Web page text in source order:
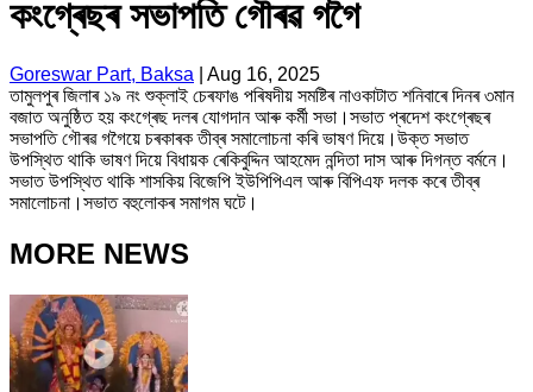
কংগ্ৰেছৰ সভাপতি গৌৰৱ গগৈ
Goreswar Part, Baksa
Aug 16, 2025
তামুলপুৰ জিলাৰ ১৯ নং শুক্লাই চেৰফাঙ পৰিষদীয় সমষ্টিৰ নাওকাটাত শনিবাৰে দিনৰ ৩মান
বজাত অনুষ্ঠিত হয় কংগ্ৰেছ দলৰ যোগদান আৰু কৰ্মী সভা।সভাত প্ৰদেশ কংগ্ৰেছৰ
সভাপতি গৌৰৱ গগৈয়ে চৰকাৰক তীব্ৰ সমালোচনা কৰি ভাষণ দিয়ে।উক্ত সভাত
উপস্থিত থাকি ভাষণ দিয়ে বিধায়ক ৰেকিবুদ্দিন আহমেদ নন্দিতা দাস আৰু দিগন্ত বৰ্মনে।
সভাত উপস্থিত থাকি শাসকিয় বিজেপি ইউপিপিএল আৰু বিপিএফ দলক কৰে তীব্ৰ
সমালোচনা।সভাত বহুলোকৰ সমাগম ঘটে।
MORE NEWS